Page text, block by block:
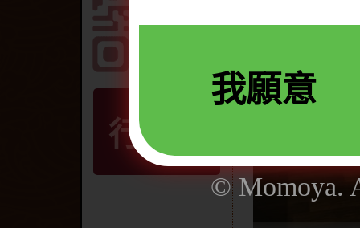
行動版
我願意
© Momoya.